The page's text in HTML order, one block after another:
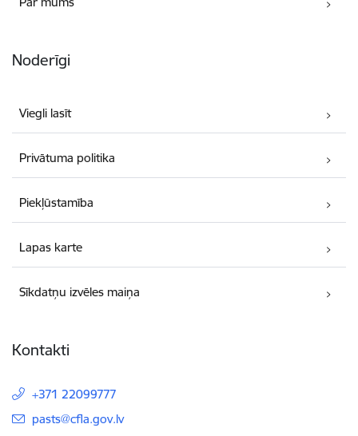
Noderīgi
Viegli lasīt
Privātuma politika
Piekļūstamība
Lapas karte
Sīkdatņu izvēles maiņa
Kontakti
+371 22099777
E-pasts:
pasts@cfla.gov.lv